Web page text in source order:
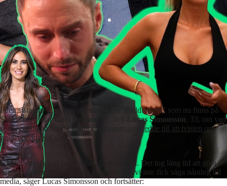
I den sista delen av dokumentärserien ”Guldtvisten” som nu finns på
SVT Play pratar Carl Déman Lucas Simonsson, 33, om vad
som egentligen hände under medlingen
som ledde till att tvisten om
guldet nådde sitt slut
– Man kan säga så här: Vi har gjort en deal. Det tog lång tid att göra
den här dealen. I den dealen ingick det att vi inte fick säga nånting till
media, säger Lucas Simonsson och fortsätter: